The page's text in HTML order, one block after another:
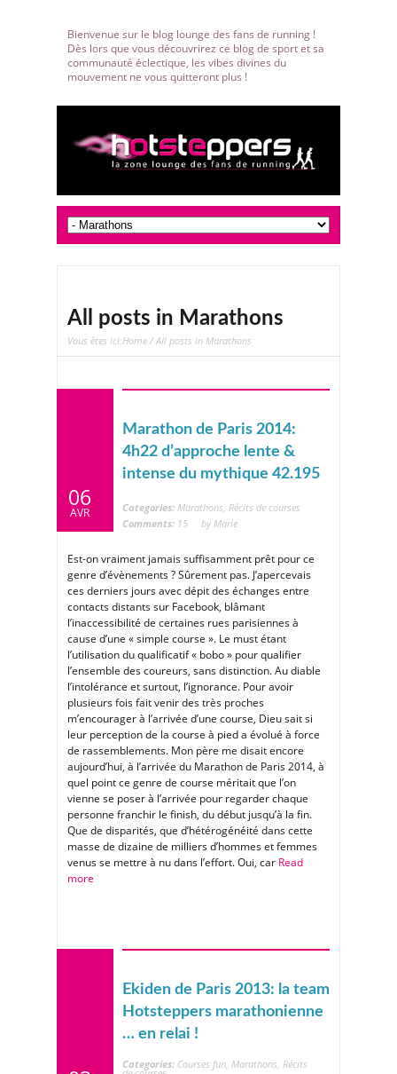
Bienvenue sur le blog lounge des fans de running !
Dès lors que vous découvrirez ce blog de sport et sa
communauté éclectique, les vibes divines du
mouvement ne vous quitteront plus !
All posts in Marathons
Vous êtes ici:Home / All posts in Marathons
06
AVR
Marathon de Paris 2014:
4h22 d’approche lente &
intense du mythique 42.195
Categories: Marathons, Récits de courses
Comments: 15 by Marie
Est-on vraiment jamais suffisamment prêt pour ce
genre d’évènements ? Sûrement pas. J’apercevais
ces derniers jours avec dépit des échanges entre
contacts distants sur Facebook, blâmant
l’inaccessibilité de certaines rues parisiennes à
cause d’une « simple course ». Le must étant
l’utilisation du qualificatif « bobo » pour qualifier
l’ensemble des coureurs, sans distinction. Au diable
l’intolérance et surtout, l’ignorance. Pour avoir
plusieurs fois fait venir des très proches
m’encourager à l’arrivée d’une course, Dieu sait si
leur perception de la course à pied a évolué à force
de rassemblements. Mon père me disait encore
aujourd’hui, à l’arrivée du Marathon de Paris 2014, à
quel point ce genre de course méritait que l’on
vienne se poser à l’arrivée pour regarder chaque
personne franchir le finish, du début jusqu’à la fin.
Que de disparités, que d’hétérogénéité dans cette
masse de dizaine de milliers d’hommes et femmes
venus se mettre à nu dans l’effort. Oui, car Read
more
Ekiden de Paris 2013: la team
Hotsteppers marathonienne
… en relai !
Categories: Courses fun, Marathons, Récits